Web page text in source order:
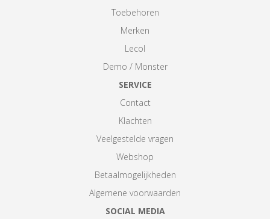
Toebehoren
Merken
Lecol
Demo / Monster
SERVICE
Contact
Klachten
Veelgestelde vragen
Webshop
Betaalmogelijkheden
Algemene voorwaarden
SOCIAL MEDIA